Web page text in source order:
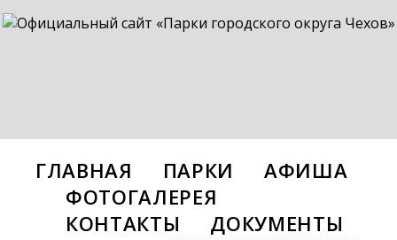
ГЛАВНАЯ ПАРКИ
АФИША
ФОТОГАЛЕРЕЯ
КОНТАКТЫ
ДОКУМЕНТЫ